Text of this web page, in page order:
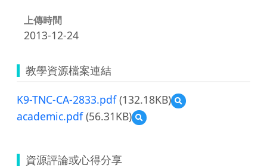
上傳時間
2013-12-24
教學資源檔案連結
K9-TNC-CA-2833.pdf(132.18KB)
預
覽
academic.pdf(56.31KB)
預
覽
資源評論或心得分享